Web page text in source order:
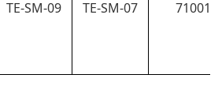
TE-SM-09 TE-SM-07